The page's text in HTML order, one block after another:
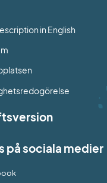
in English
på sociala medier